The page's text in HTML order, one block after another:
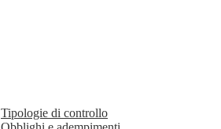
Tipologie di controllo